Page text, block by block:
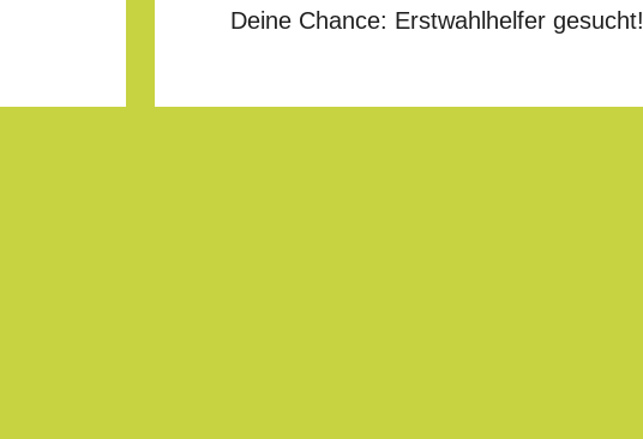
Deine Chance: Erstwahlhelfer gesucht!